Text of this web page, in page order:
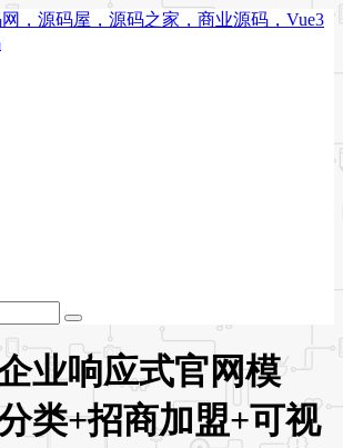
业响应式官网模
类+招商加盟+可视